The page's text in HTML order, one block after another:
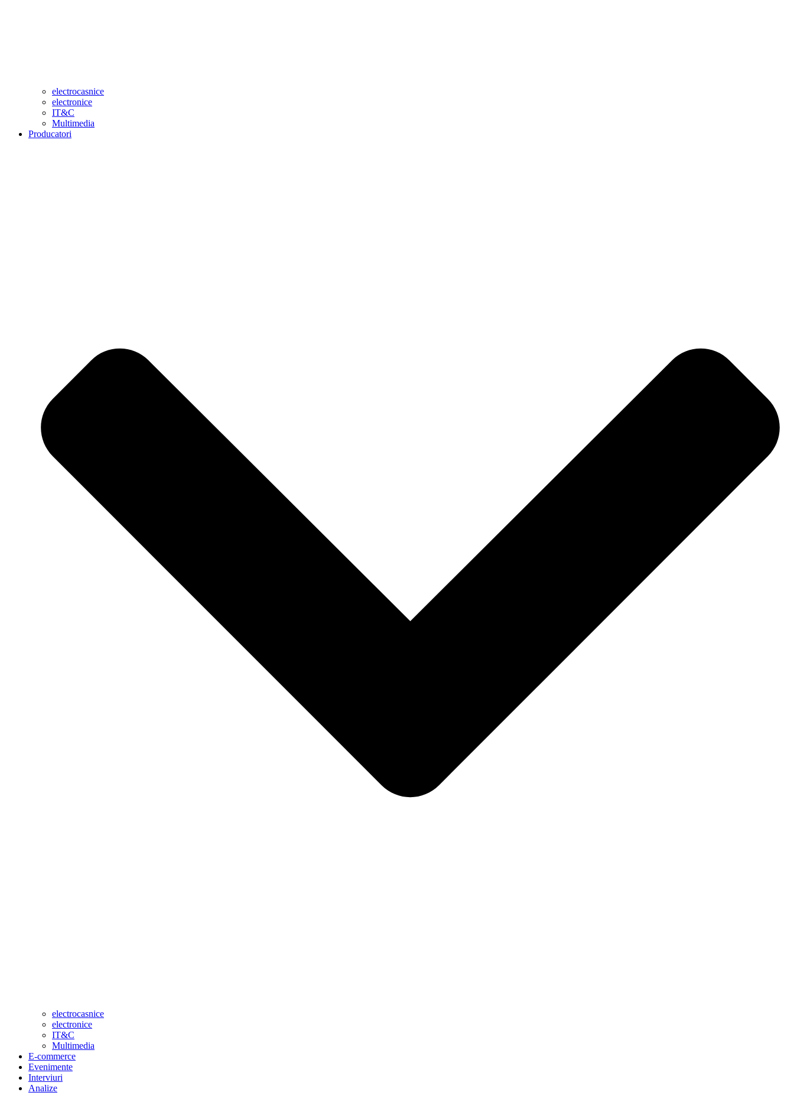
electrocasnice
electronice
IT&C
Multimedia
Producatori
electrocasnice
electronice
IT&C
Multimedia
E-commerce
Evenimente
Interviuri
Analize